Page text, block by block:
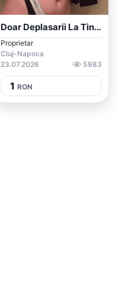
Doar Deplasarii La Tine Sau La Hotel
Proprietar
Cluj-Napoca
23.07.2026
5983
1 RON